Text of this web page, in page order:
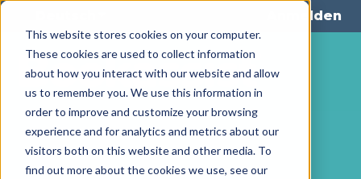
This website stores cookies on your computer.
These cookies are used to collect information
about how you interact with our website and allow
us to remember you. We use this information in
order to improve and customize your browsing
experience and for analytics and metrics about our
visitors both on this website and other media. To
find out more about the cookies we use, see our
Untermenü für Übersetzungen
Anmelden